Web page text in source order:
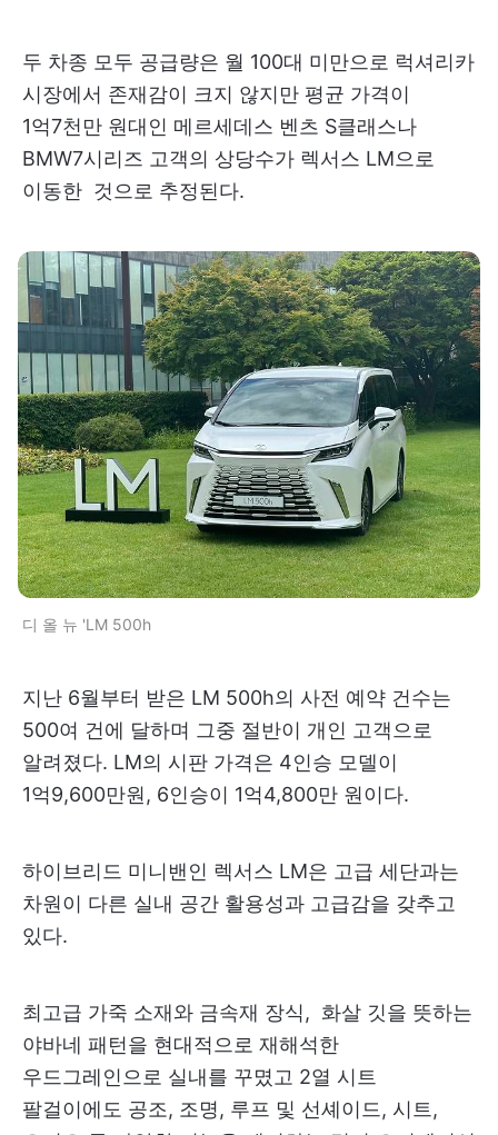
두 차종 모두 공급량은 월 100대 미만으로 럭셔리카
시장에서 존재감이 크지 않지만 평균 가격이
1억7천만 원대인 메르세데스 벤츠 S클래스나
BMW7시리즈 고객의 상당수가 렉서스 LM으로
이동한 것으로 추정된다.
디 올 뉴 'LM 500h
지난 6월부터 받은 LM 500h의 사전 예약 건수는
500여 건에 달하며 그중 절반이 개인 고객으로
알려졌다. LM의 시판 가격은 4인승 모델이
1억9,600만원, 6인승이 1억4,800만 원이다.
하이브리드 미니밴인 렉서스 LM은 고급 세단과는
차원이 다른 실내 공간 활용성과 고급감을 갖추고
있다.
최고급 가죽 소재와 금속재 장식, 화살 깃을 뜻하는
야바네 패턴을 현대적으로 재해석한
우드그레인으로 실내를 꾸몄고 2열 시트
팔걸이에도 공조, 조명, 루프 및 선셰이드, 시트,